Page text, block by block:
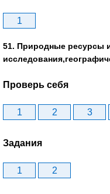
1
51. Природные ресурсы
Проверь себя
1 2 3
Задания
1 2